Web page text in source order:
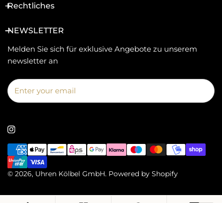
Rechtliches
NEWSLETTER
Melden Sie sich für exklusive Angebote zu unserem
newsletter an
Email
© 2026, Uhren Kölbel GmbH. Powered by Shopify
Zahlungsarten